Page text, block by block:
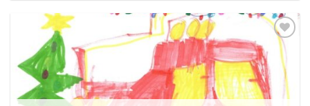
AUF MEINE
MERKLISTE
SETZEN